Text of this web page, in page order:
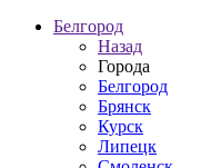
Белгород
Назад
Города
Белгород
Брянск
Курск
Липецк